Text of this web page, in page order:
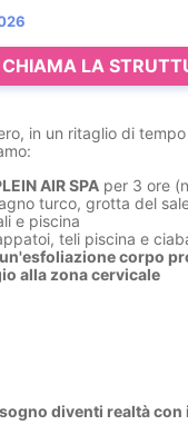
CHIAMA LA
in un ritaglio di
AIR SPA per 3 ore
turco, grotta del
e piscina
teli piscina e
un'esfoliazione corpo
alla zona cervicale
diventi realtà